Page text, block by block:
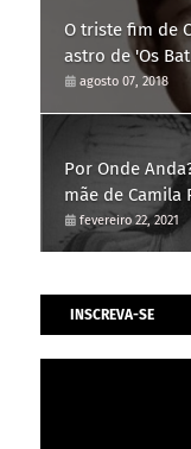
O triste fim de
astro de 'Os
agosto 07, 2018
Por Onde
mãe de Camila
fevereiro 22, 2021
INSCREVA-SE